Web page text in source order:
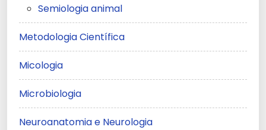
Semiologia animal
Metodologia Científica
Micologia
Microbiologia
Neuroanatomia e Neurologia